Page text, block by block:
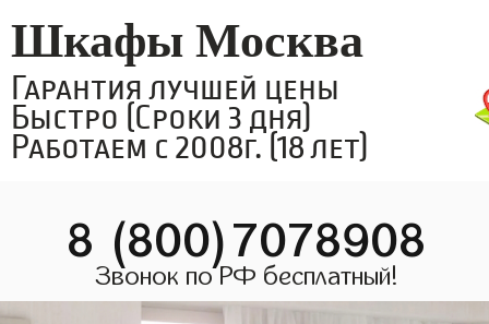
Шкафы Москва
Гарантия лучшей цены
Быстро (Сроки 3 дня)
Работаем с 2008г. (18 лет)
8 (800)7078908
Звонок по РФ бесплатный!